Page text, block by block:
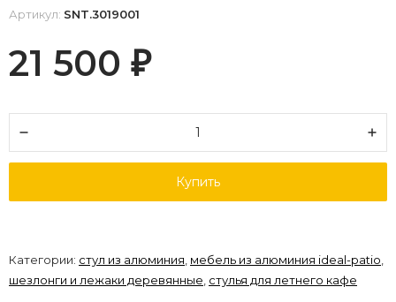
Артикул: SNT.3019001
21 500 ₽
Купить
Категории: стул из алюминия, мебель из алюминия ideal-patio,
шезлонги и лежаки деревянные, стулья для летнего кафе